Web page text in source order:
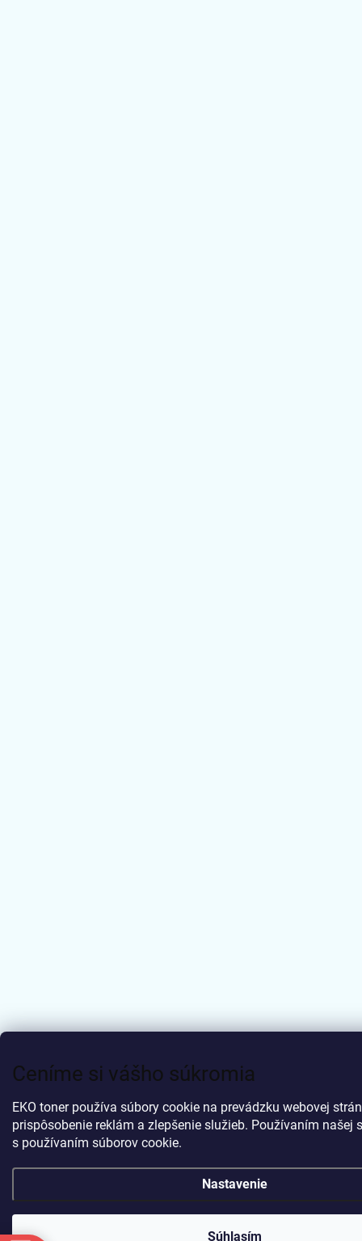
Ceníme si vášho súkromia
EKO toner používa súbory cookie na prevádzku webovej
prispôsobenie reklám a zlepšenie služieb. Používaním našej
s používaním súborov cookie.
Nastavenie
Súhlasím